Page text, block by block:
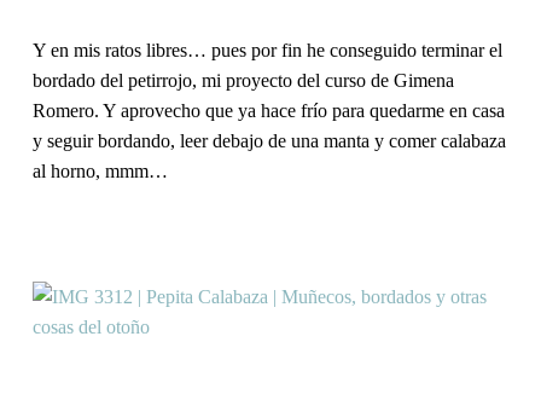
Y en mis ratos libres… pues por fin he conseguido terminar el
bordado del petirrojo, mi proyecto del curso de Gimena
Romero. Y aprovecho que ya hace frío para quedarme en casa
y seguir bordando, leer debajo de una manta y comer calabaza
al horno, mmm…